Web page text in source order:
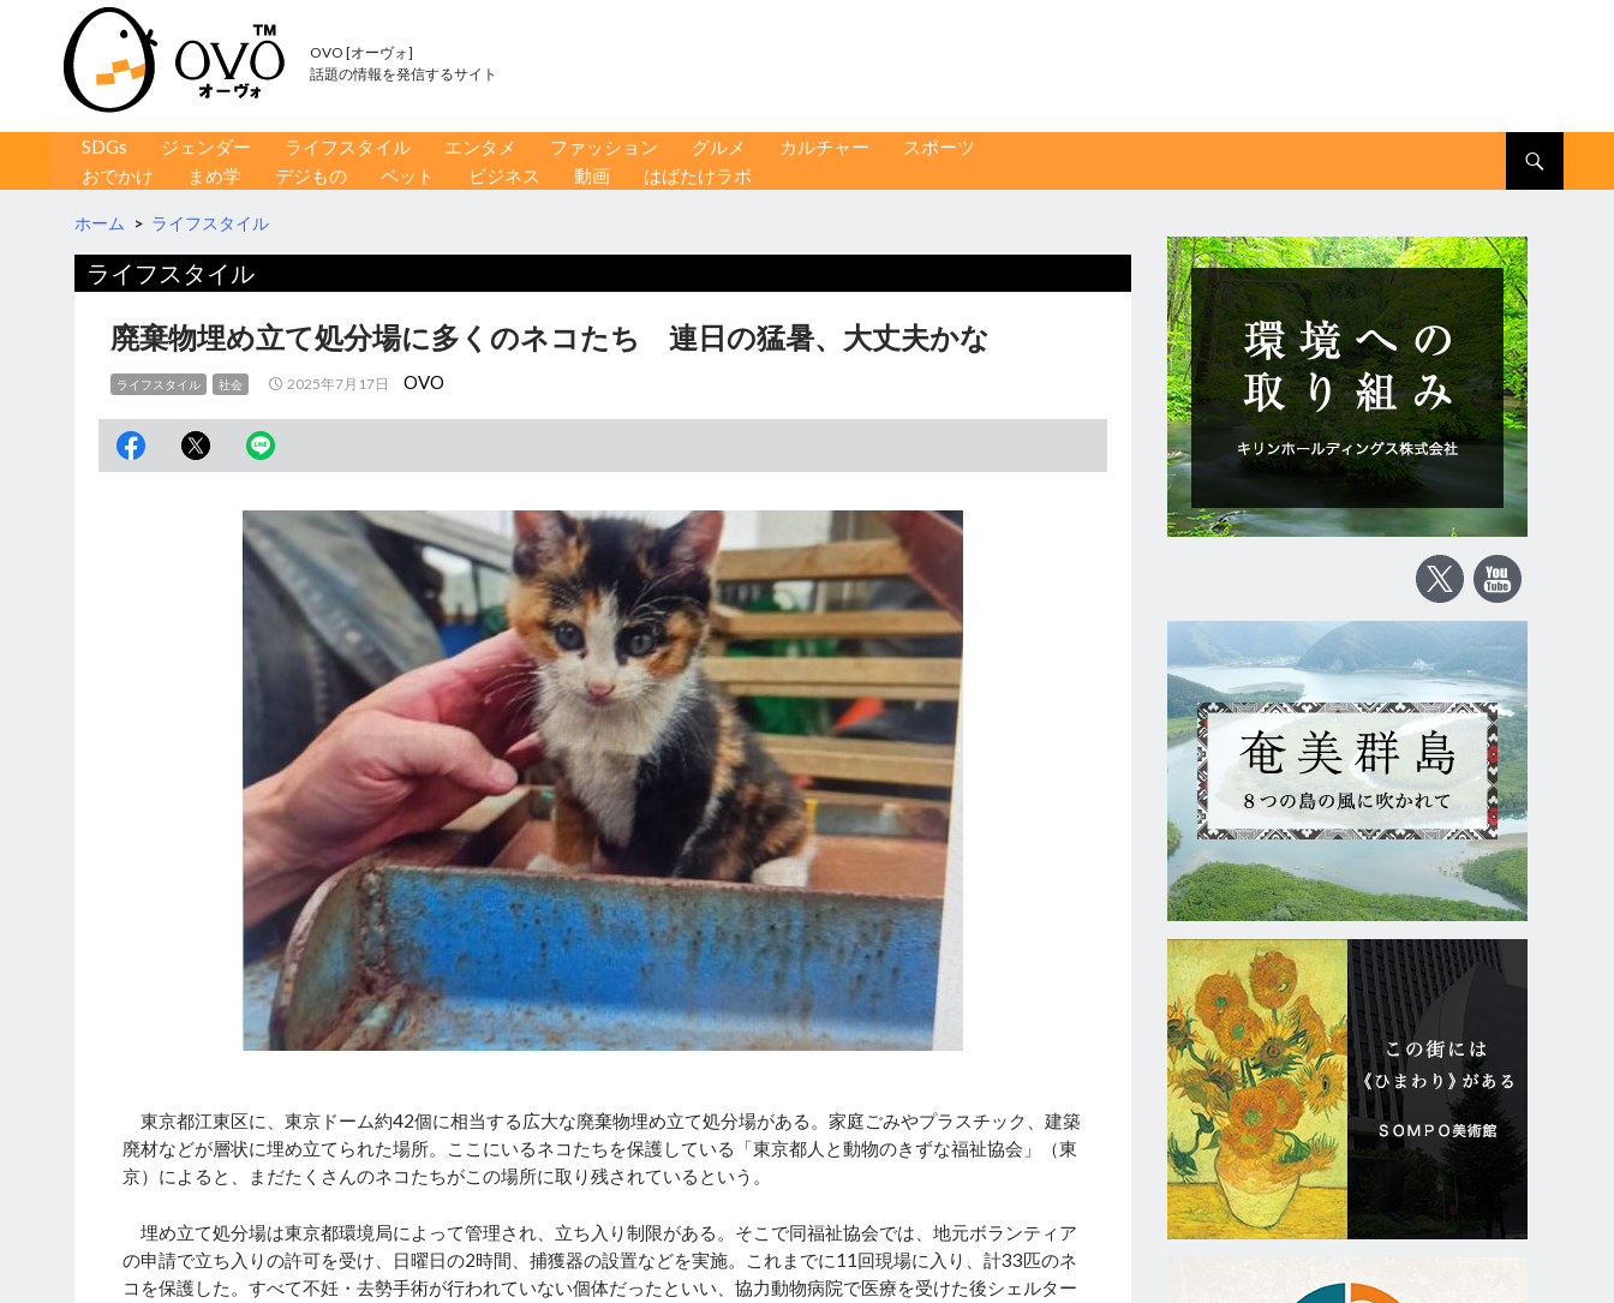
OVO [オーヴォ]
話題の情報を発信するサイト
コンテンツへ移動
SDGs ジェンダー ライフスタイル エンタメ ファッション グルメ カルチャー
スポーツ
おでかけ
まめ学 デジもの ペット ビジネス 動画 はばたけラボ
ホーム > ライフスタイル
ライフスタイル
廃棄物埋め立て処分場に多くのネコたち 連日の猛暑、大丈夫かな
ライフスタイル 社会 2025年7月17日 OVO
東京都江東区に、東京ドーム約42個に相当する広大な廃棄物埋め立て処分場がある。家庭ごみやプラスチック、建築
廃材などが層状に埋め立てられた場所。ここにいるネコたちを保護している「東京都人と動物のきずな福祉協会」（東
京）によると、まだたくさんのネコたちがこの場所に取り残されているという。
埋め立て処分場は東京都環境局によって管理され、立ち入り制限がある。そこで同福祉協会では、地元ボランティア
の申請で立ち入りの許可を受け、日曜日の2時間、捕獲器の設置などを実施。これまでに11回現場に入り、計33匹のネ
コを保護した。すべて不妊・去勢手術が行われていない個体だったといい、協力動物病院で医療を受けた後シェルター